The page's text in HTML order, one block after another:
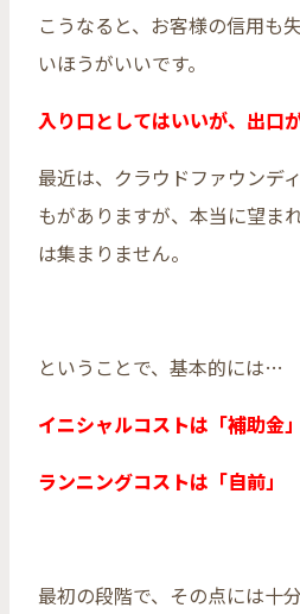
こうなると、お客様の信用も
いほうがいいです。
入り口としてはいいが、出口
最近は、クラウドファウンデ
もがありますが、本当に望ま
は集まりません。
ということで、基本的には…
イニシャルコストは「補助金」
ランニングコストは「自前」
最初の段階で、その点には十